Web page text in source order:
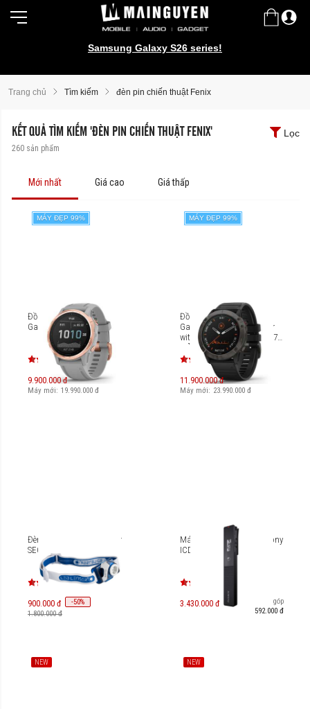
Samsung Galaxy S26 series!
iPhone 17 series!
Trang chủ Tìm kiếm đèn pin chiến thuật Fenix
KẾT QUẢ TÌM KIẾM 'ĐÈN PIN CHIẾN THUẬT FENIX'
260 sản phẩm
Lọc
Mới nhất Giá cao Giá thấp
MÁY ĐẸP 99%
Đồng hồ thông minh
Garmin Fenix 6S Sapphire
9.900.000 đ
Máy mới: 19.990.000 đ
MÁY ĐẸP 99%
Đồng hồ thông minh
Garmin Fenix 6X Pro Solar
with Black Band [010-02157-
55]
11.900.000 đ
Máy mới: 23.990.000 đ
Đèn pin đội đầu LedLenser
SEO 7R
900.000 đ -50%
1.800.000 đ
Máy ghi âm kĩ thuật số Sony
ICD-TX660 16GB
3.430.000 đ
Trả góp
592.000 đ
NEW NEW